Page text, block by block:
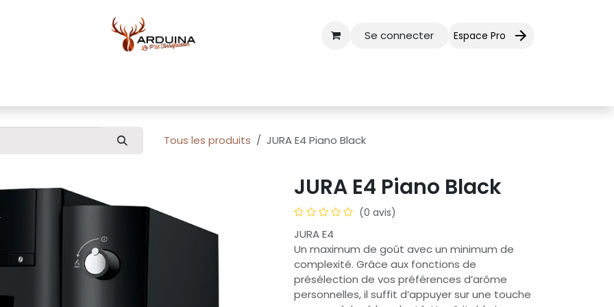
Se connecter
Espace Pro
Tous les produits JURA E4 Piano Black
JURA E4 Piano Black
(0 avis)
JURA E4
Un maximum de goût avec un minimum de
complexité. Grâce aux fonctions de
présélection de vos préférences d’arôme
personnelles, il suffit d’appuyer sur une touche